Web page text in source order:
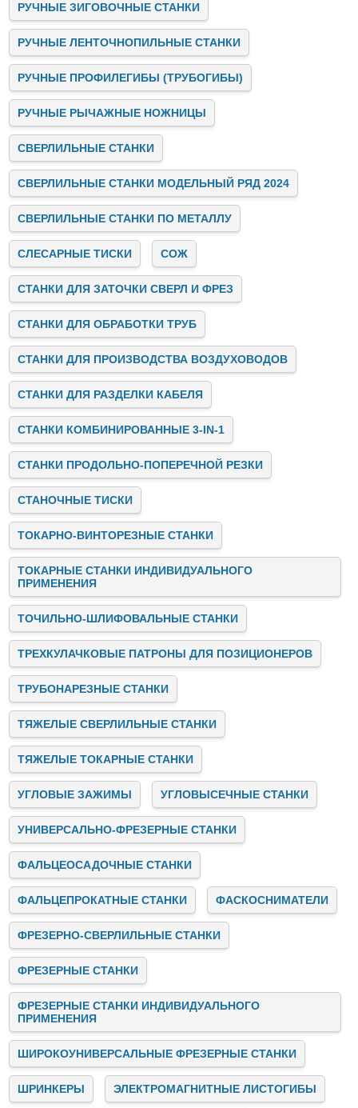
РУЧНЫЕ ЗИГОВОЧНЫЕ СТАНКИ
РУЧНЫЕ ЛЕНТОЧНОПИЛЬНЫЕ СТАНКИ
РУЧНЫЕ ПРОФИЛЕГИБЫ (ТРУБОГИБЫ)
РУЧНЫЕ РЫЧАЖНЫЕ НОЖНИЦЫ
СВЕРЛИЛЬНЫЕ СТАНКИ
СВЕРЛИЛЬНЫЕ СТАНКИ МОДЕЛЬНЫЙ РЯД 2024
СВЕРЛИЛЬНЫЕ СТАНКИ ПО МЕТАЛЛУ
СЛЕСАРНЫЕ ТИСКИ СОЖ
СТАНКИ ДЛЯ ЗАТОЧКИ СВЕРЛ И ФРЕЗ
СТАНКИ ДЛЯ ОБРАБОТКИ ТРУБ
СТАНКИ ДЛЯ ПРОИЗВОДСТВА ВОЗДУХОВОДОВ
СТАНКИ ДЛЯ РАЗДЕЛКИ КАБЕЛЯ
СТАНКИ КОМБИНИРОВАННЫЕ 3-IN-1
СТАНКИ ПРОДОЛЬНО-ПОПЕРЕЧНОЙ РЕЗКИ
СТАНОЧНЫЕ ТИСКИ
ТОКАРНО-ВИНТОРЕЗНЫЕ СТАНКИ
ТОКАРНЫЕ СТАНКИ ИНДИВИДУАЛЬНОГО
ПРИМЕНЕНИЯ
ТОЧИЛЬНО-ШЛИФОВАЛЬНЫЕ СТАНКИ
ТРЕХКУЛАЧКОВЫЕ ПАТРОНЫ ДЛЯ ПОЗИЦИОНЕРОВ
ТРУБОНАРЕЗНЫЕ СТАНКИ
ТЯЖЕЛЫЕ СВЕРЛИЛЬНЫЕ СТАНКИ
ТЯЖЕЛЫЕ ТОКАРНЫЕ СТАНКИ
УГЛОВЫЕ ЗАЖИМЫ УГЛОВЫСЕЧНЫЕ СТАНКИ
УНИВЕРСАЛЬНО-ФРЕЗЕРНЫЕ СТАНКИ
ФАЛЬЦЕОСАДОЧНЫЕ СТАНКИ
ФАЛЬЦЕПРОКАТНЫЕ СТАНКИ ФАСКОСНИМАТЕЛИ
ФРЕЗЕРНО-СВЕРЛИЛЬНЫЕ СТАНКИ
ФРЕЗЕРНЫЕ СТАНКИ
ФРЕЗЕРНЫЕ СТАНКИ ИНДИВИДУАЛЬНОГО
ПРИМЕНЕНИЯ
ШИРОКОУНИВЕРСАЛЬНЫЕ ФРЕЗЕРНЫЕ СТАНКИ
ШРИНКЕРЫ ЭЛЕКТРОМАГНИТНЫЕ ЛИСТОГИБЫ